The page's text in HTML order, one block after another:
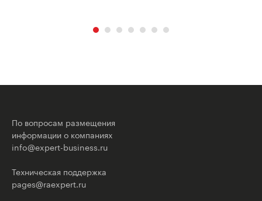
По вопросам размещения
информации о компаниях
info@expert-business.ru
Техническая поддержка
pages@raexpert.ru